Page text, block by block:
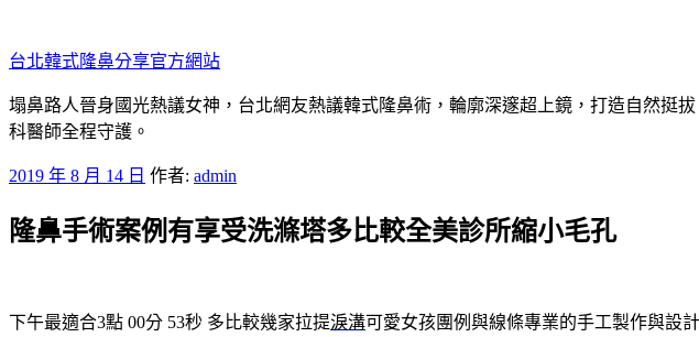
至
主
要
內
台北韓式隆鼻分享官方網站
塌鼻路人晉身國光熱議女神，台北網友熱議韓式隆鼻術，輪廓深邃超上鏡，打造自然挺
科醫師全程守護。
發
於
2019 年 8 月 14 日 作者: admin
隆鼻手術案例有享受洗滌塔多比較全美診所縮小毛孔
下午最適合3點 00分 53秒 多比較幾家拉提淚溝可愛女孩團例與線條專業的手工製作與設